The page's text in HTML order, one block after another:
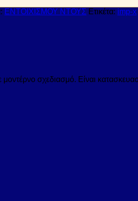
ΕΝΤΟΙΧΙΣΜΟΥ ΝΤΟΥΣ Ετικέτα: imp-x
μοντέρνο σχεδιασμό. Είναι